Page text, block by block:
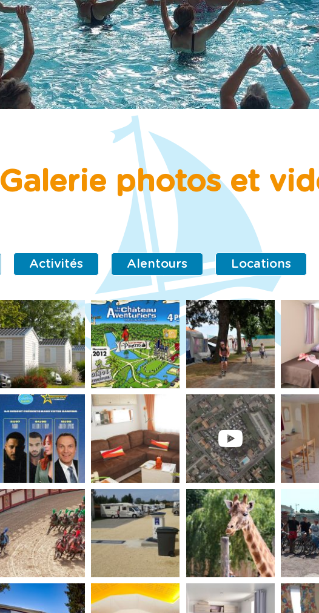
Galerie photos et
Activités Alentours Locations